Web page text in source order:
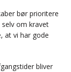
bør prioritere
om kravet
at vi har gode
bliver